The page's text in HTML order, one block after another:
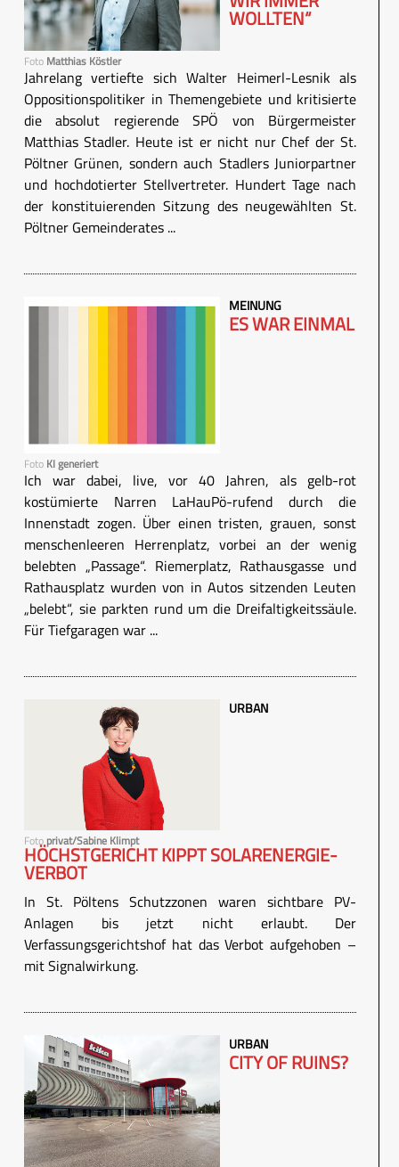
Foto Matthias Köstler
WOLLTEN“
Jahrelang vertiefte sich Walter Heimerl-Lesnik als
Oppositionspolitiker in Themengebiete und kritisierte
die absolut regierende SPÖ von Bürgermeister
Matthias Stadler. Heute ist er nicht nur Chef der St.
Pöltner Grünen, sondern auch Stadlers Juniorpartner
und hochdotierter Stellvertreter. Hundert Tage nach
der konstituierenden Sitzung des neugewählten St.
Pöltner Gemeinderates ...
Foto KI generiert
MEINUNG
ES WAR EINMAL
Ich war dabei, live, vor 40 Jahren, als gelb-rot
kostümierte Narren LaHauPö-rufend durch die
Innenstadt zogen. Über einen tristen, grauen, sonst
menschenleeren Herrenplatz, vorbei an der wenig
belebten „Passage“. Riemerplatz, Rathausgasse und
Rathausplatz wurden von in Autos sitzenden Leuten
„belebt“, sie parkten rund um die Dreifaltigkeitssäule.
Für Tiefgaragen war ...
Foto privat/Sabine Klimpt
URBAN
HÖCHSTGERICHT KIPPT SOLARENERGIE-
VERBOT
In St. Pöltens Schutzzonen waren sichtbare PV-
Anlagen bis jetzt nicht erlaubt. Der
Verfassungsgerichtshof hat das Verbot aufgehoben –
mit Signalwirkung.
URBAN
CITY OF RUINS?